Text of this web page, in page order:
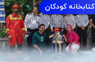
کتابخانه کودکان